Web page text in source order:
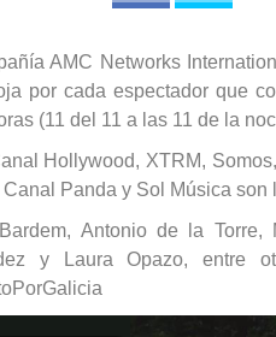
AMC Networks
por cada espectador que
(11 del 11 a las 11 de la
Hollywood, XTRM,
Panda y Sol Música
Antonio de la Torre,
y Laura Opazo, entre